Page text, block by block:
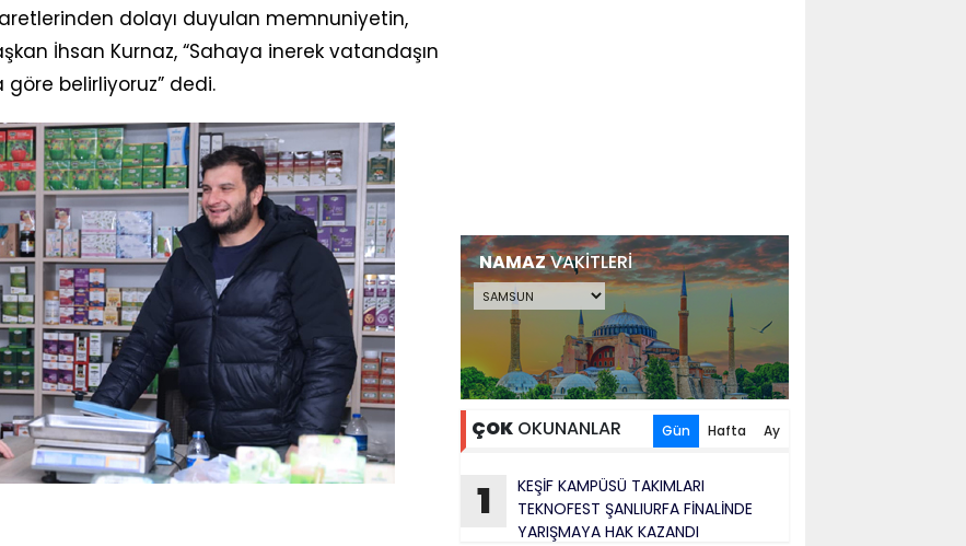
dolayı duyulan memnuniyetin,
İhsan Kurnaz, “Sahaya inerek vatandaşın
göre belirliyoruz” dedi.
NAMAZVAKİTLERİ
ÇOK OKUNANLAR Gün Hafta Ay
1
KEŞİF KAMPÜSÜ TAKIMLARI
TEKNOFEST ŞANLIURFA FİNALİNDE
YARIŞMAYA HAK KAZANDI